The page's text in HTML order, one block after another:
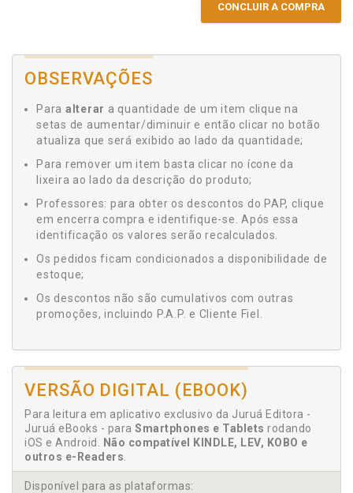
CONCLUIR A COMPRA
OBSERVAÇÕES
Para alterar a quantidade de um item clique na
setas de aumentar/diminuir e então clicar no botão
atualiza que será exibido ao lado da quantidade;
Para remover um item basta clicar no ícone da
lixeira ao lado da descrição do produto;
Professores: para obter os descontos do PAP, clique
em encerra compra e identifique-se. Após essa
identificação os valores serão recalculados.
Os pedidos ficam condicionados a disponibilidade de
estoque;
Os descontos não são cumulativos com outras
promoções, incluindo P.A.P. e Cliente Fiel.
VERSÃO DIGITAL (EBOOK)
Para leitura em aplicativo exclusivo da Juruá Editora -
Juruá eBooks - para Smartphones e Tablets rodando
iOS e Android.
Não compatível KINDLE, LEV, KOBO e
outros e-Readers
Disponível para as plataformas: